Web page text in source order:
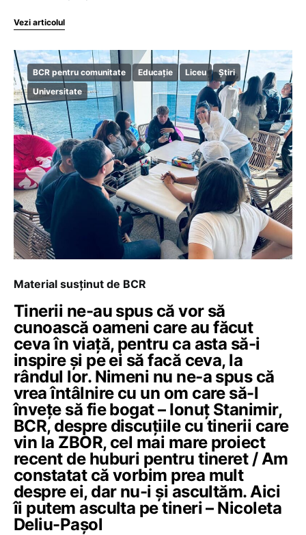
Vezi articolul
BCR pentru comunitate Educație Liceu
Știri
Universitate
Material susținut de BCR
Tinerii ne-au spus că vor să
cunoască oameni care au făcut
ceva în viață, pentru ca asta să-i
inspire și pe ei să facă ceva, la
rândul lor. Nimeni nu ne-a spus că
vrea întâlnire cu un om care să-l
învețe să fie bogat – Ionuț Stanimir,
BCR, despre discuțiile cu tinerii care
vin la ZBOR, cel mai mare proiect
recent de huburi pentru tineret / Am
constatat că vorbim prea mult
despre ei, dar nu-i și ascultăm. Aici
îi putem asculta pe tineri – Nicoleta
Deliu-Pașol